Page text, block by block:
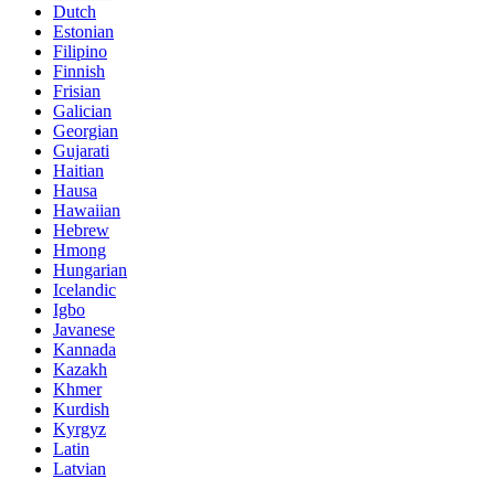
Dutch
Estonian
Filipino
Finnish
Frisian
Galician
Georgian
Gujarati
Haitian
Hausa
Hawaiian
Hebrew
Hmong
Hungarian
Icelandic
Igbo
Javanese
Kannada
Kazakh
Khmer
Kurdish
Kyrgyz
Latin
Latvian